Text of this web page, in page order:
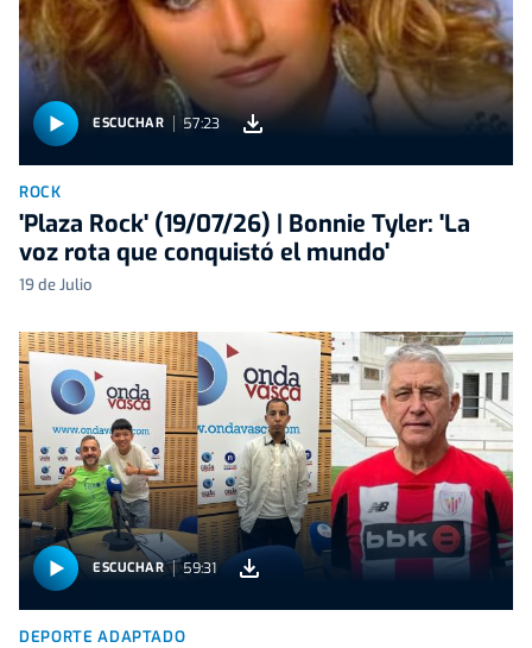
ESCUCHAR 57:23
ROCK
'Plaza Rock' (19/07/26) | Bonnie Tyler: 'La
voz rota que conquistó el mundo'
19 de Julio
ESCUCHAR 59:31
DEPORTE ADAPTADO